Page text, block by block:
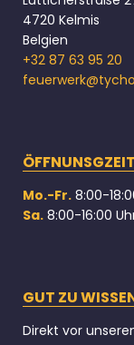
4720 Kelmis
Belgien
+32 87 63 95 20
Mo.-Fr. 8:00-
Sa. 8:00-16:00
GUT ZU
Direkt vor